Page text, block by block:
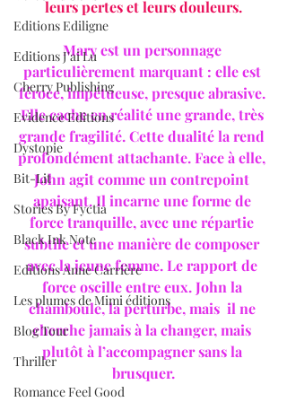
Editions Ediligne
Editions J'ai Lu
Cherry Publishing
Evidence Editions
Dystopie
Bit-Lit
Stories By Fyctia
Black Ink Note
Editions Anne Carrière
Les plumes de Mimi éditions
Blog Tour
Thriller
Romance Feel Good
leurs pertes et leurs douleurs.
Mary est un personnage
particulièrement marquant : elle est
féroce, impétueuse, presque abrasive.
Elle cache en réalité une grande, très
grande fragilité. Cette dualité la rend
profondément attachante. Face à elle,
John agit comme un contrepoint
apaisant. Il incarne une forme de
force tranquille, avec une répartie
subtile et une manière de composer
avec la jeune femme. Le rapport de
force oscille entre eux. John la
chamboule, la perturbe, mais  il ne
cherche jamais à la changer, mais
plutôt à l’accompagner sans la
brusquer.